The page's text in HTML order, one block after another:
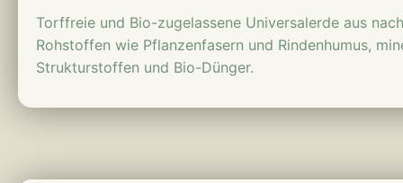
Torffreie und Bio-zugelassene Universalerde aus
Rohstoffen wie Pflanzenfasern und Rindenhumus,
Strukturstoffen und Bio-Dünger.